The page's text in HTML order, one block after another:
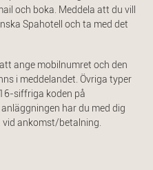
och boka. Meddela att du vill
Spahotell och ta med det
ange mobilnumret och den
i meddelandet. Övriga typer
siffriga koden på
har du med dig
ankomst/betalning.